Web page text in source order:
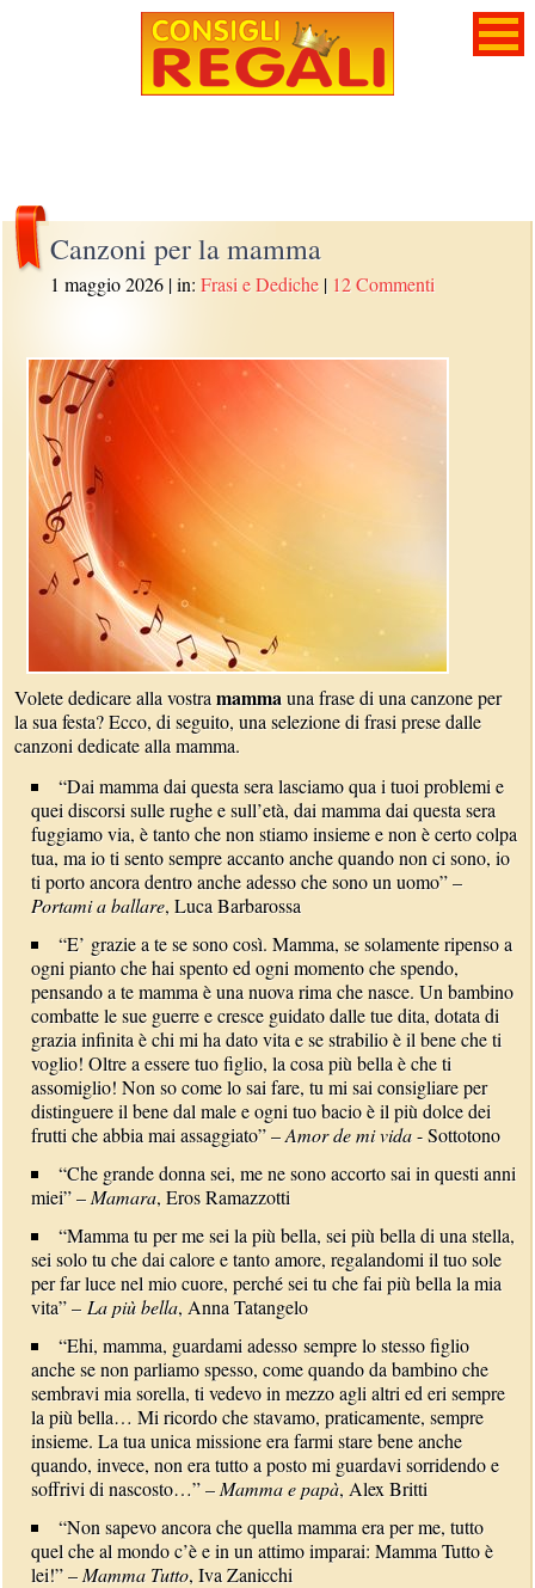
Canzoni per la mamma
1 maggio 2026 | in:Frasi e Dediche | 12 Commenti
Volete dedicare alla vostramammauna frase di una canzone per
la sua festa? Ecco, di seguito, una selezione di frasi prese dalle
canzoni dedicate alla mamma.
“Dai mamma dai questa sera lasciamo qua i tuoi problemi e
quei discorsi sulle rughe e sull’età, dai mamma dai questa sera
fuggiamo via, è tanto che non stiamo insieme e non è certo colpa
tua, ma io ti sento sempre accanto anche quando non ci sono, io
ti porto ancora dentro anche adesso che sono un uomo” –
Portami a ballare, Luca Barbarossa
“E’ grazie a te se sono così. Mamma, se solamente ripenso a
ogni pianto che hai spento ed ogni momento che spendo,
pensando a te mamma è una nuova rima che nasce. Un bambino
combatte le sue guerre e cresce guidato dalle tue dita, dotata di
grazia infinita è chi mi ha dato vita e se strabilio è il bene che ti
voglio! Oltre a essere tuo figlio, la cosa più bella è che ti
assomiglio! Non so come lo sai fare, tu mi sai consigliare per
distinguere il bene dal male e ogni tuo bacio è il più dolce dei
frutti che abbia mai assaggiato” –Amor de mi vida- Sottotono
“Che grande donna sei, me ne sono accorto sai in questi anni
miei” –Mamara, Eros Ramazzotti
“Mamma tu per me sei la più bella, sei più bella di una stella,
sei solo tu che dai calore e tanto amore, regalandomi il tuo sole
per far luce nel mio cuore, perché sei tu che fai più bella la mia
vita” – La più bella, Anna Tatangelo
“Ehi, mamma, guardami adesso sempre lo stesso figlio
anche se non parliamo spesso, come quando da bambino che
sembravi mia sorella, ti vedevo in mezzo agli altri ed eri sempre
la più bella… Mi ricordo che stavamo, praticamente, sempre
insieme. La tua unica missione era farmi stare bene anche
quando, invece, non era tutto a posto mi guardavi sorridendo e
soffrivi di nascosto…” –Mamma e papà, Alex Britti
“Non sapevo ancora che quella mamma era per me, tutto
quel che al mondo c’è e in un attimo imparai: Mamma Tutto è
lei!” –Mamma Tutto, Iva Zanicchi